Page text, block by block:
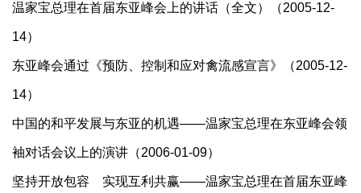
温家宝总理在首届东亚峰会上的讲话（全文）（2005-12-
14）
东亚峰会通过《预防、控制和应对禽流感宣言》（2005-12-
14）
中国的和平发展与东亚的机遇――温家宝总理在东亚峰会领
袖对话会议上的演讲（2006-01-09）
坚持开放包容 实现互利共赢——温家宝总理在首届东亚峰